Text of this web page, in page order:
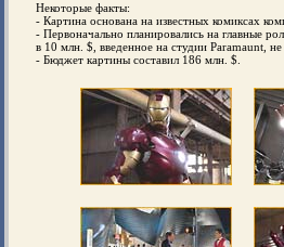
Некоторые факты:
- Картина основана на известных комиксах
- Первоначально планировались на главные
в 10 млн. $, введенное на студии Paramaunt, не
- Бюджет картины составил 186 млн. $.